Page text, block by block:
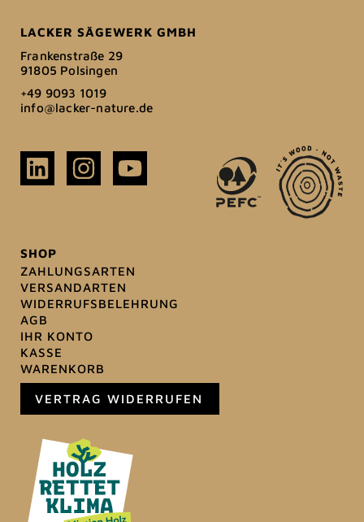
LACKER SÄGEWERK GMBH
Frankenstraße 29
91805 Polsingen
+49 9093 1019
info@lacker-nature.de
SHOP
ZAHLUNGSARTEN
VERSANDARTEN
WIDERRUFSBELEHRUNG
AGB
IHR KONTO
KASSE
WARENKORB
VERTRAG WIDERRUFEN